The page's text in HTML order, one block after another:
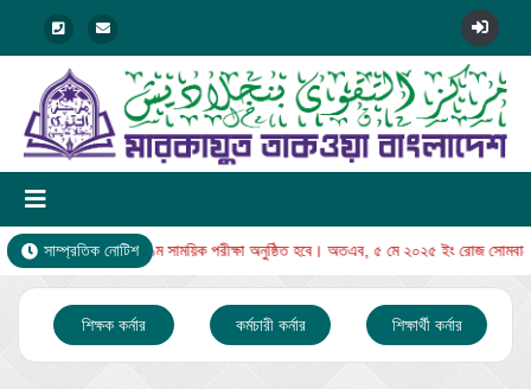
সাম্প্রতিক নোটিশ
থেকে নুরানি বিভাগের ১ম সাময়িক পরীক্ষা অনুষ্ঠিত হবে। অতএব, ৫ মে ২০২৫ ইং রোজ
শিক্ষক কর্নার কর্মচারী কর্নার শিক্ষার্থী কর্নার